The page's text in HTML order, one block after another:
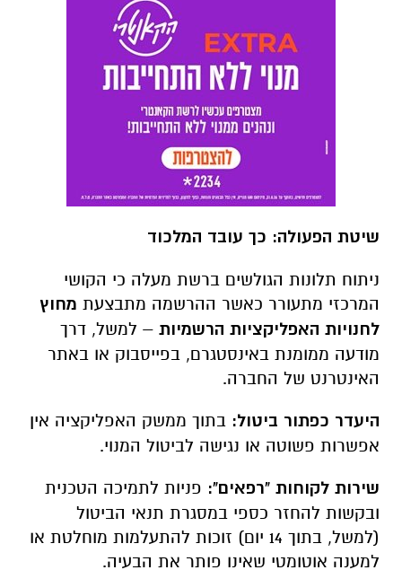
שיטת הפעולה: כך עובד המלכוד
ניתוח תלונות הגולשים ברשת מעלה כי הקושי
המרכזי מתעורר כאשר ההרשמה מתבצעת מחוץ
לחנויות האפליקציות הרשמיות – למשל, דרך
מודעה ממומנת באינסטגרם, בפייסבוק או באתר
האינטרנט של החברה.
היעדר כפתור ביטול: בתוך ממשק האפליקציה אין
אפשרות פשוטה או נגישה לביטול המנוי.
שירות לקוחות "רפאים": פניות לתמיכה הטכנית
ובקשות להחזר כספי במסגרת תנאי הביטול
(למשל, בתוך 14 יום) זוכות להתעלמות מוחלטת או
למענה אוטומטי שאינו פותר את הבעיה.